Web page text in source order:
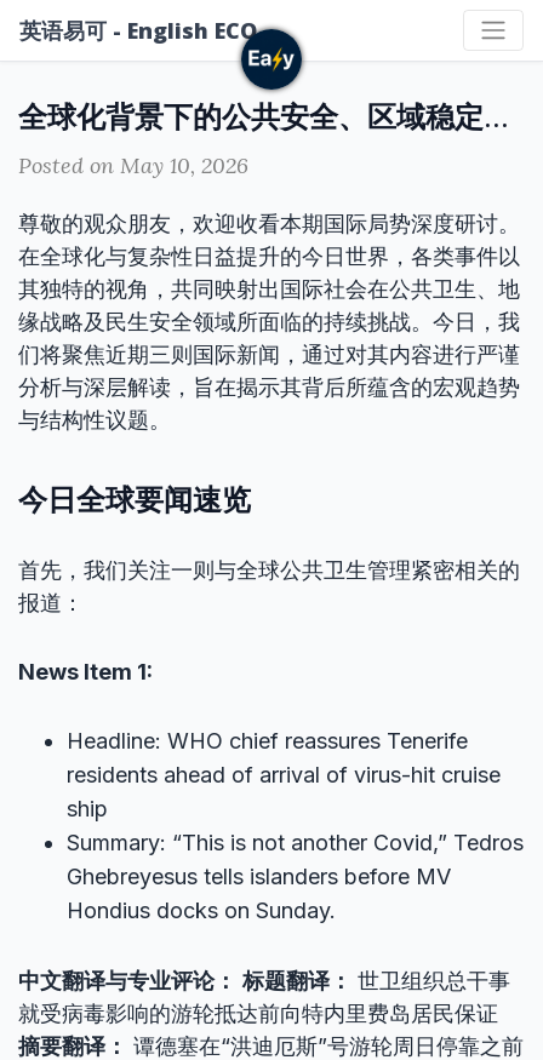
英语易可 - English ECO
全球化背景下的公共安全、区域稳定与民航安保挑战深度研讨
Posted on May 10, 2026
尊敬的观众朋友，欢迎收看本期国际局势深度研讨。
在全球化与复杂性日益提升的今日世界，各类事件以
其独特的视角，共同映射出国际社会在公共卫生、地
缘战略及民生安全领域所面临的持续挑战。今日，我
们将聚焦近期三则国际新闻，通过对其内容进行严谨
分析与深层解读，旨在揭示其背后所蕴含的宏观趋势
与结构性议题。
今日全球要闻速览
首先，我们关注一则与全球公共卫生管理紧密相关的
报道：
News Item 1:
Headline: WHO chief reassures Tenerife
residents ahead of arrival of virus-hit cruise
ship
Summary: “This is not another Covid,” Tedros
Ghebreyesus tells islanders before MV
Hondius docks on Sunday.
中文翻译与专业评论： 标题翻译： 世卫组织总干事
就受病毒影响的游轮抵达前向特内里费岛居民保证
摘要翻译： 谭德塞在“洪迪厄斯”号游轮周日停靠之前